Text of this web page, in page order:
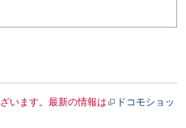
います。最新の情報は
ドコモショッ